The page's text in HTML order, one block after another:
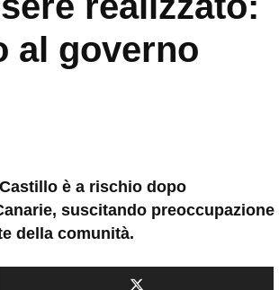
al governo
è a rischio dopo
suscitando preoccupazione
della comunità.